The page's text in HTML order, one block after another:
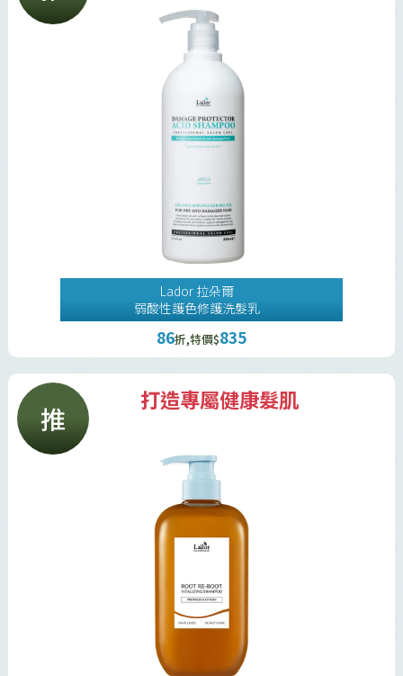
Lador 拉朵爾
弱酸性護色修護洗髮乳
86折,特價$835
打造專屬健康髮肌
推